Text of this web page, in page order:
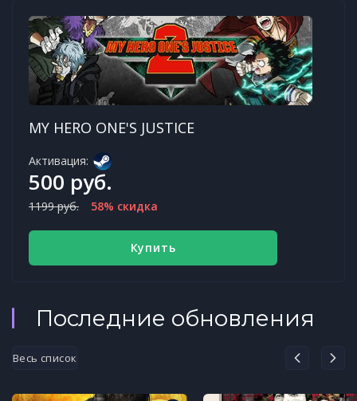
MY HERO ONE'S JUSTICE
Активация:
500 руб.
1199 руб. 58% скидка
Купить
Последние обновления
Весь список